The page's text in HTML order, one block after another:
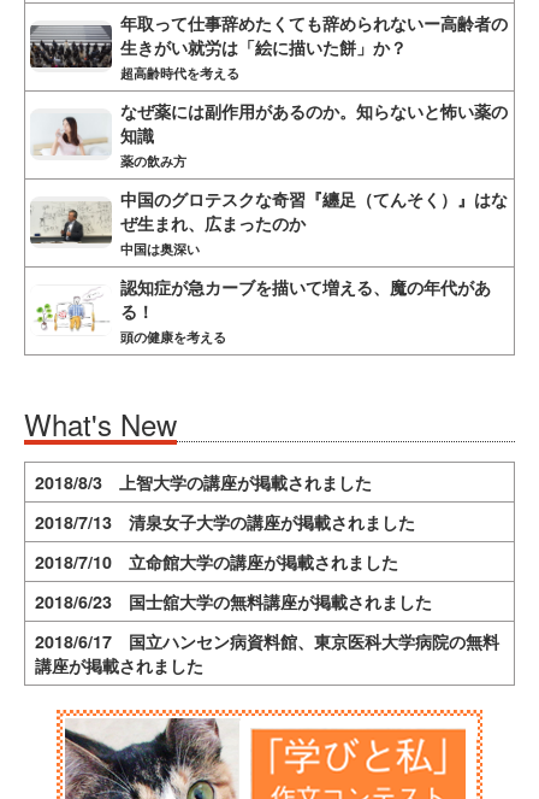
年取って仕事辞めたくても辞められないー高齢者の
生きがい就労は「絵に描いた餅」か？
超高齢時代を考える
なぜ薬には副作用があるのか。知らないと怖い薬の
知識
薬の飲み方
中国のグロテスクな奇習『纏足（てんそく）』はな
ぜ生まれ、広まったのか
中国は奥深い
認知症が急カーブを描いて増える、魔の年代があ
る！
頭の健康を考える
What's New
2018/8/3 上智大学の講座が掲載されました
2018/7/13 清泉女子大学の講座が掲載されました
2018/7/10 立命館大学の講座が掲載されました
2018/6/23 国士舘大学の無料講座が掲載されました
2018/6/17 国立ハンセン病資料館、東京医科大学病院の無料
講座が掲載されました